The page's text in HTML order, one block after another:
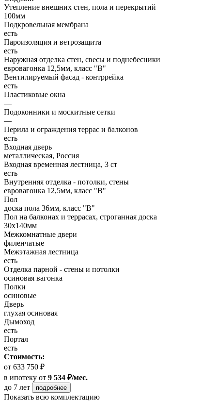
Утепление внешних стен, пола и перекрытий
100мм
Подкровельная мембрана
есть
Пароизоляция и ветрозащита
есть
Наружная отделка стен, свесы и поднебесники
евровагонка 12,5мм, класс "В"
Вентилируемый фасад - контррейка
есть
Пластиковые окна
—
Подоконники и москитные сетки
—
Перила и ограждения террас и балконов
есть
Входная дверь
металлическая, Россия
Входная временная лестница, 3 ст
есть
Внутренняя отделка - потолки, стены
евровагонка 12,5мм, класс "В"
Пол
доска пола 36мм, класс "B"
Пол на балконах и террасах, строганная доска
30x140мм
Межкомнатные двери
филенчатые
Межэтажная лестница
есть
Отделка парной - стены и потолки
осиновая вагонка
Полки
осиновые
Дверь
глухая осиновая
Дымоход
есть
Портал
есть
Стоимость:
от 633 750 ₽
в ипотеку от 9 534 ₽/мес.
до 7 лет
подробнее
Показать всю комплектацию